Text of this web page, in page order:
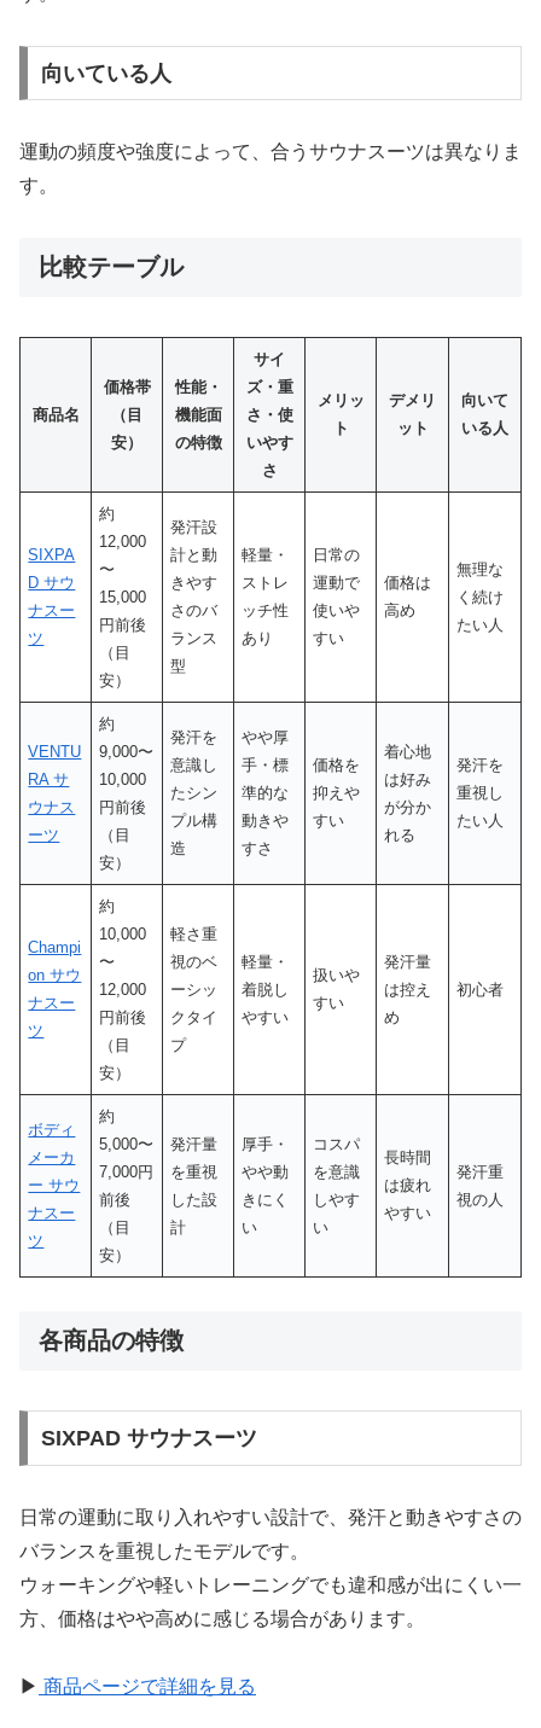
向いている人
運動の頻度や強度によって、合うサウナスーツは異なりま
す。
比較テーブル
商品名
価格帯
（目
安）
性能・
機能面
の特徴
サイ
ズ・重
さ・使
いやす
さ
メリッ
ト
デメリ
ット
向いて
いる人
SIXPA
D サウ
ナスー
ツ
約
12,000
〜
15,000
円前後
（目
安）
発汗設
計と動
きやす
さのバ
ランス
型
軽量・
ストレ
ッチ性
あり
日常の
運動で
使いや
すい
価格は
高め
無理な
く続け
たい人
VENTU
RA サ
ウナス
ーツ
約
9,000〜
10,000
円前後
（目
安）
発汗を
意識し
たシン
プル構
造
やや厚
手・標
準的な
動きや
すさ
価格を
抑えや
すい
着心地
は好み
が分か
れる
発汗を
重視し
たい人
Champi
on サウ
ナスー
ツ
約
10,000
〜
12,000
円前後
（目
安）
軽さ重
視のベ
ーシッ
クタイ
プ
軽量・
着脱し
やすい
扱いや
すい
発汗量
は控え
め
初心者
ボディ
メーカ
ー サウ
ナスー
ツ
約
5,000〜
7,000円
前後
（目
安）
発汗量
を重視
した設
計
厚手・
やや動
きにく
い
コスパ
を意識
しやす
い
長時間
は疲れ
やすい
発汗重
視の人
各商品の特徴
SIXPAD サウナスーツ
日常の運動に取り入れやすい設計で、発汗と動きやすさの
バランスを重視したモデルです。
ウォーキングや軽いトレーニングでも違和感が出にくい一
方、価格はやや高めに感じる場合があります。
▶ 商品ページで詳細を見る